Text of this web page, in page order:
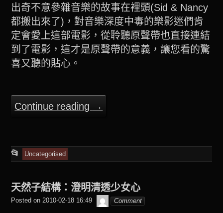
出奇不意參雜音樂的故事在裡頭(Sid & Nancy
都搬出來了)，對音樂深度中毒的樂影迷們肯
定會愛上這部電影，從聆聽原聲帶也直接連結
到了電影，這才是原聲帶的意義，讓您看的驚
喜又聽的貼心。
Continue reading →
📂
This
was
posted
Uncategorised
天然子結構：澄明清透少女心
Posted on 2010-02-18 16:49 beagle2001_tw
Comment